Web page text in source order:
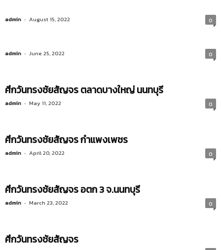
admin - August 15, 2022 0
admin - June 25, 2022 0
ศึกวันทรงชัยสัญจร ตลาดบางใหญ่ นนทบุรี
admin - May 11, 2022 0
ศึกวันทรงชัยสัญจร กำแพงเพชร
admin - April 20, 2022 0
ศึกวันทรงชัยสัญจร อตก 3 จ.นนทบุรี
admin - March 23, 2022 0
ศึกวันทรงชัยสัญจร